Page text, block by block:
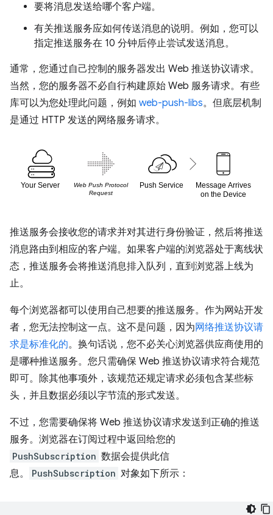
要将消息发送给哪个客户端。
有关推送服务应如何传送消息的说明。例如，您可以
指定推送服务在 10 分钟后停止尝试发送消息。
通常，您通过自己控制的服务器发出 Web 推送协议请求。
当然，您的服务器不必自行构建原始 Web 服务请求。有些
库可以为您处理此问题，例如 web-push-libs。但底层机制
是通过 HTTP 发送的网络服务请求。
推送服务会接收您的请求并对其进行身份验证，然后将推送
消息路由到相应的客户端。如果客户端的浏览器处于离线状
态，推送服务会将推送消息排入队列，直到浏览器上线为
止。
每个浏览器都可以使用自己想要的推送服务。作为网站开发
者，您无法控制这一点。这不是问题，因为网络推送协议请
求是标准化的。换句话说，您不必关心浏览器供应商使用的
是哪种推送服务。您只需确保 Web 推送协议请求符合规范
即可。除其他事项外，该规范还规定请求必须包含某些标
头，并且数据必须以字节流的形式发送。
不过，您需要确保将 Web 推送协议请求发送到正确的推送
服务。浏览器在订阅过程中返回给您的
PushSubscription 数据会提供此信
息。
PushSubscription 对象如下所示：